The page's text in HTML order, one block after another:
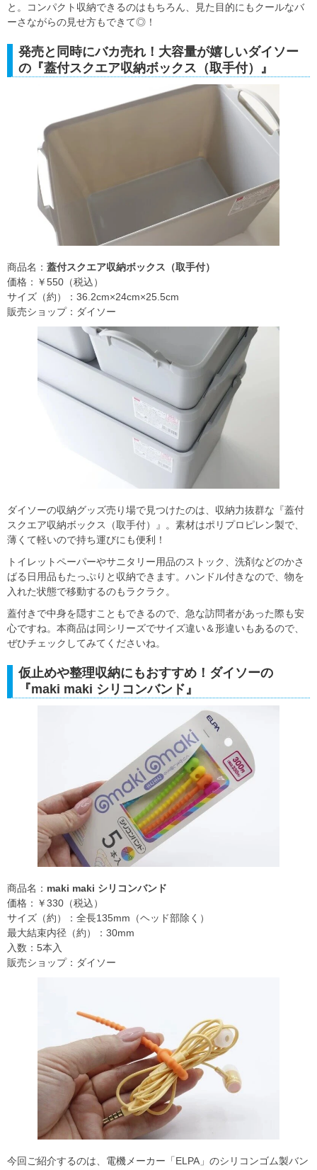
と。コンパクト収納できるのはもちろん、見た目的にもクールなバ
ーさながらの見せ方もできて◎！
発売と同時にバカ売れ！大容量が嬉しいダイソー
の『蓋付スクエア収納ボックス（取手付）』
商品名： 蓋付スクエア収納ボックス（取手付）
価格：￥550（税込）
サイズ（約）：36.2cm×24cm×25.5cm
販売ショップ：ダイソー
ダイソーの収納グッズ売り場で見つけたのは、収納力抜群な『蓋付
スクエア収納ボックス（取手付）』。素材はポリプロピレン製で、
薄くて軽いので持ち運びにも便利！
トイレットペーパーやサニタリー用品のストック、洗剤などのかさ
ばる日用品もたっぷりと収納できます。ハンドル付きなので、物を
入れた状態で移動するのもラクラク。
蓋付きで中身を隠すこともできるので、急な訪問者があった際も安
心ですね。本商品は同シリーズでサイズ違い＆形違いもあるので、
ぜひチェックしてみてくださいね。
仮止めや整理収納にもおすすめ！ダイソーの
『maki maki シリコンバンド』
商品名： maki maki シリコンバンド
価格：￥330（税込）
サイズ（約）：全長135mm（ヘッド部除く）
最大結束内径（約）：30mm
入数：5本入
販売ショップ：ダイソー
今回ご紹介するのは、電機メーカー「ELPA」のシリコンゴム製バン